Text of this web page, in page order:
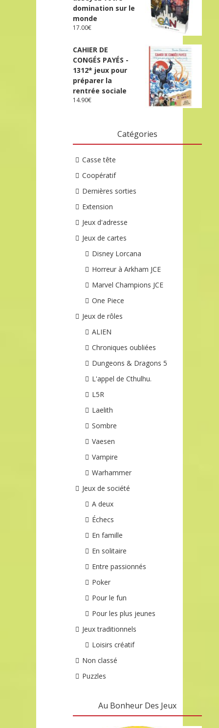
domination sur le
monde
17.00€
CAHIER DE
CONGÉS PAYÉS -
1312* jeux pour
préparer la
rentrée sociale
14.90€
Catégories
Casse tête
Coopératif
Dernières sorties
Extension
Jeux d'adresse
Jeux de cartes
Disney Lorcana
Horreur à Arkham JCE
Marvel Champions JCE
One Piece
Jeux de rôles
ALIEN
Chroniques oubliées
Dungeons & Dragons 5
L'appel de Cthulhu.
L5R
Laelith
Sombre
Vaesen
Vampire
Warhammer
Jeux de société
A deux
Échecs
En famille
En solitaire
Entre passionnés
Poker
Pour le fun
Pour les plus jeunes
Jeux traditionnels
Loisirs créatif
Non classé
Puzzles
Au Bonheur Des Jeux